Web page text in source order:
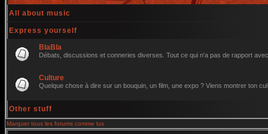
All about music
Express yourself
BlaBla
Débats, discussions et conneries diverses. Tout ce qui n'a pas de rapport
Culture
Quelque chose à dire sur un bouquin, un film, une expo ? Viens montrer ton
Other stuff
Marquer tous les forums comme lus